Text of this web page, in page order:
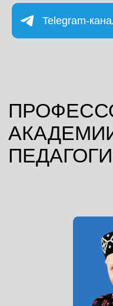
Telegram-
ЛУЧШЕЕ,
ПРИНЦИПАМ
ВОКРУГ РЕБЁНКА
ПРОЯВЛЯТЬ
ТЕРПЕНИЕ
СТРОИТЬ С РЕБЕНКОМ
ОТНОШЕНИЯ
Я - ТОЖЕ УЧЕНИК, А